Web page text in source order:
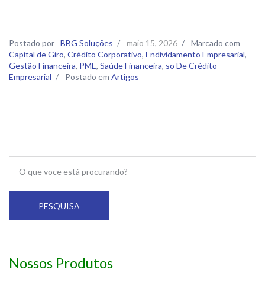
Postado por BBG Soluções / maio 15, 2026 /
Marcado com
Capital de Giro, Crédito Corporativo, Endividamento Empresarial,
Gestão Financeira, PME, Saúde Financeira, so De Crédito
Empresarial / Postado em Artigos
PESQUISA
Nossos Produtos